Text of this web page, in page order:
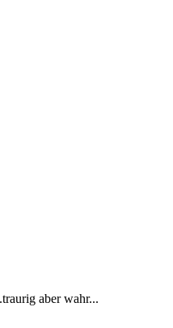
aber wahr...